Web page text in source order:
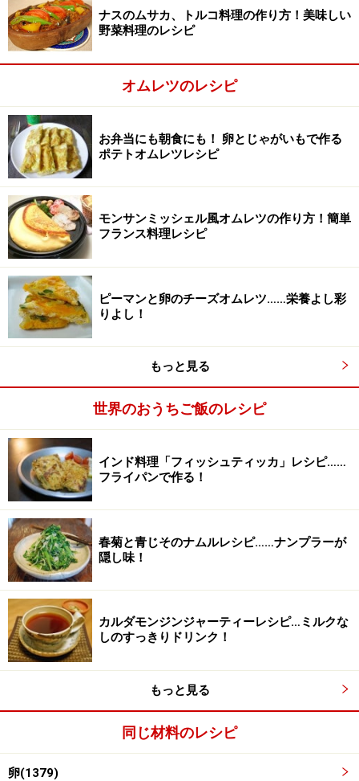
■チュニジア版オムレツ「ひき肉とチーズのタジン」
1
混ぜ合わせる。
ボウルに卵を入れてほぐし、パセリ、パン粉、モッツァ
レラチーズを入れて混ぜ合わせる。
2
水分がなくなるまで炒める。
フライパンにオリーブオイルを入れて熱し、ニンニクを
炒める。香りがでたらひき肉、玉ねぎを入れて炒める。
玉ねぎがしんなりしたらじゃがいも、ホールトマト、
塩、こしょうの順に入れ、ある程度水分がなくなるまで
炒める。
ナスのムサカ、トルコ料理の作り方！美味しい
野菜料理のレシピ
オムレツのレシピ
お弁当にも朝食にも！ 卵とじゃがいもで作る
ポテトオムレツレシピ
モンサンミッシェル風オムレツの作り方！簡単
フランス料理レシピ
ピーマンと卵のチーズオムレツ……栄養よし彩
りよし！
もっと見る
世界のおうちご飯のレシピ
インド料理「フィッシュティッカ」レシピ……
フライパンで作る！
春菊と青じそのナムルレシピ……ナンプラーが
隠し味！
カルダモンジンジャーティーレシピ…ミルクな
しのすっきりドリンク！
もっと見る
同じ材料のレシピ
卵(1379)